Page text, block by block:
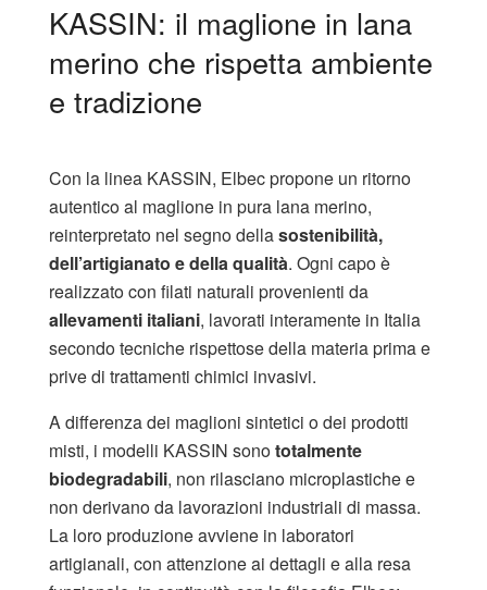
KASSIN: il maglione in lana
merino che rispetta ambiente
e tradizione
Con la linea KASSIN, Elbec propone un ritorno
autentico al maglione in pura lana merino,
reinterpretato nel segno dellasostenibilità,
dell’artigianato e della qualità. Ogni capo è
realizzato con filati naturali provenienti da
allevamenti italiani, lavorati interamente in Italia
secondo tecniche rispettose della materia prima e
prive di trattamenti chimici invasivi.
A differenza dei maglioni sintetici o dei prodotti
misti, i modelli KASSIN sonototalmente
biodegradabili, non rilasciano microplastiche e
non derivano da lavorazioni industriali di massa.
La loro produzione avviene in laboratori
artigianali, con attenzione ai dettagli e alla resa